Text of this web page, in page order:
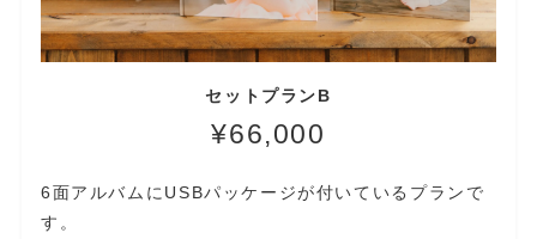
セットプランB
¥66,000
6面アルバムにUSBパッケージが付いているプランで
す。